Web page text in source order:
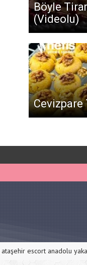
Böyle
(Videolu)
Cevizpare
ataşehir escort anadolu